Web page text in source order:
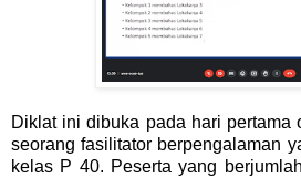
Diklat ini dibuka pada hari pertama
seorang fasilitator berpengalaman
kelas P 40. Peserta yang